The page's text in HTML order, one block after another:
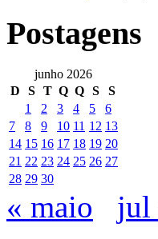
Postagens
junho 2026
D
S T Q Q S
S
1
2 3 4 5
6
7
8 9 10 11 12 13
14 15 16 17 18 19 20
21 22 23 24 25 26 27
28 29 30
« maio jul